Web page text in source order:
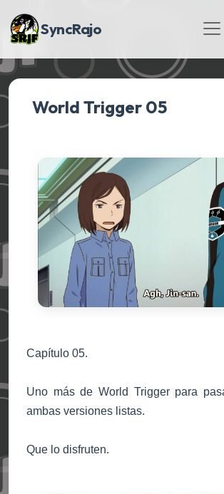
SyncRajo
World Trigger 05
Capítulo 05.
Uno más de World Trigger para
ambas versiones listas.
Que lo disfruten.